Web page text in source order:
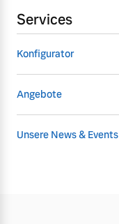
Services
Konfigurator
Angebote
Unsere News & Events